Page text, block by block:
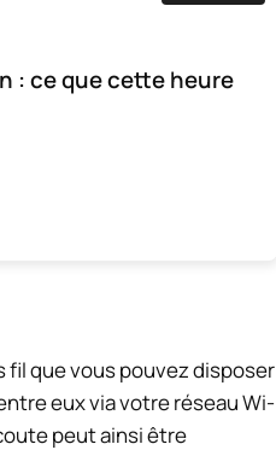
: ce que cette heure
fil que vous pouvez disposer
eux via votre réseau Wi-
peut ainsi être